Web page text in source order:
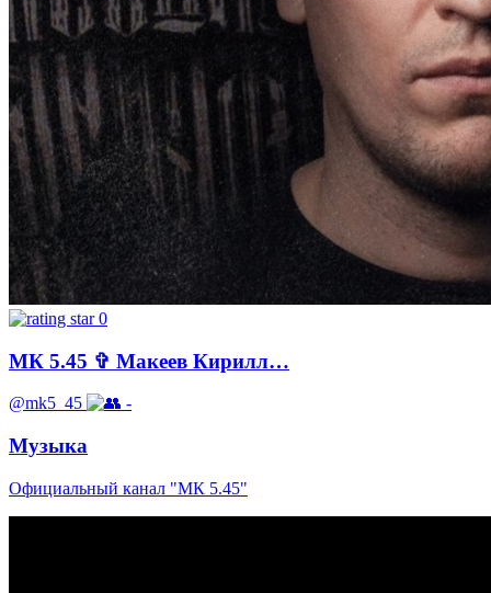
0
МК 5.45 ✞ Макеев Кирилл…
@mk5_45 -
Музыка
Официальный канал "МК 5.45"